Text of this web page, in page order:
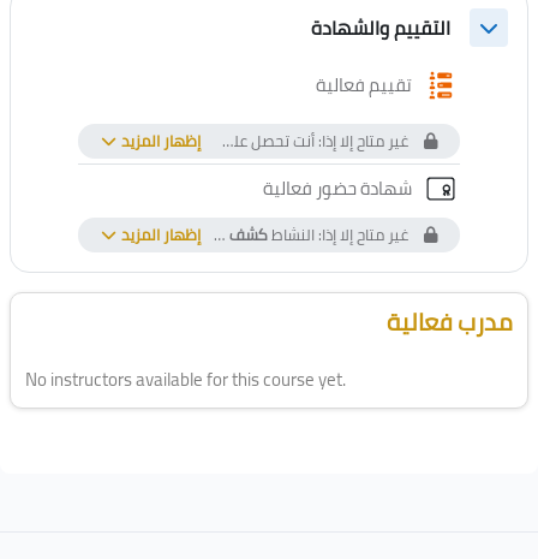
طي التقييم والشهادة
تقييم فعاليةاستبيان
إظهار المزيد غير متاح إلا إذا: أنت تحصل على أعلى من درجة معينة في
شهادة حضور فعاليةالشهادة المخصصة
إظهار المزيد غير متاح إلا إذا: النشاطكشف التحضير مكتمل وناجح ...
الكتل
تجاوز [Cocoon] Course Instructor
مدرب فعالية
No instructors available for this course yet.